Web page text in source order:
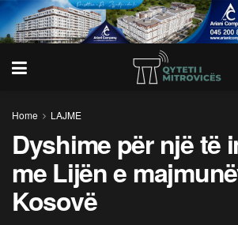
Home LAJME
Dyshime për një të
me Lijën e
Kosovë